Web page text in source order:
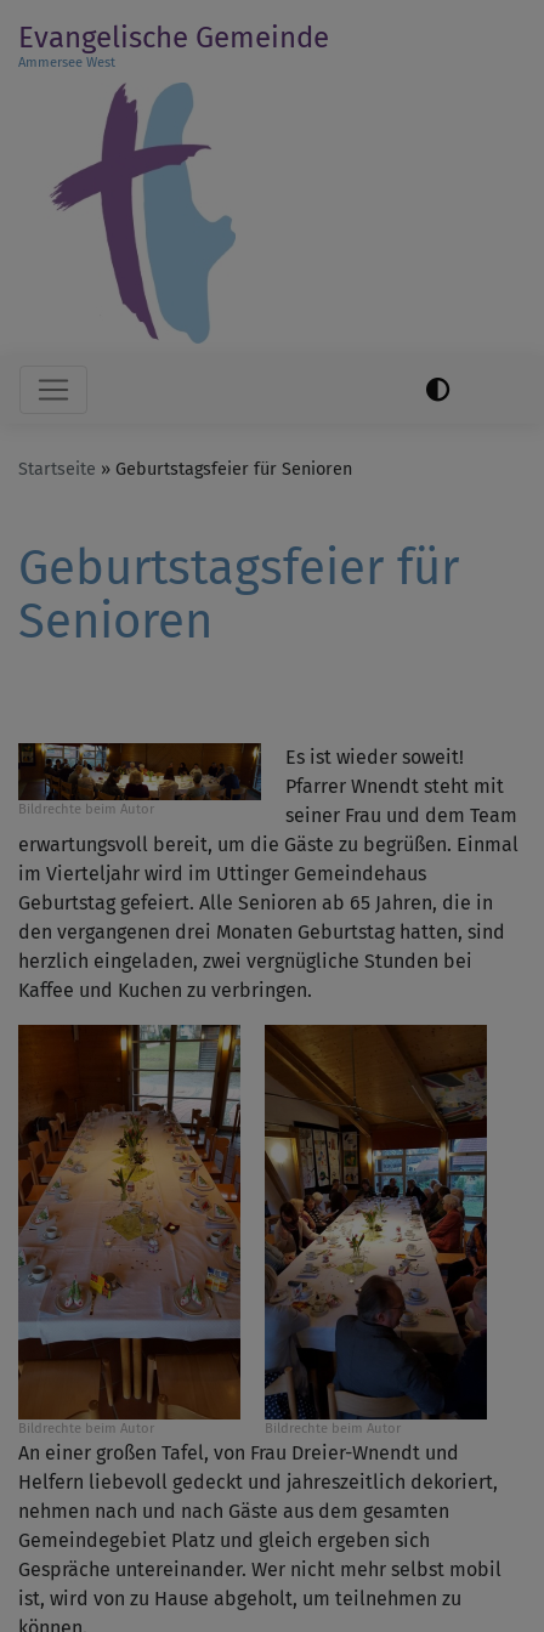
zum
Inhalt
Evangelische Gemeinde
Ammersee West
Hauptnavigation
Startseite Geburtstagsfeier für Senioren
Geburtstagsfeier für
Senioren
Bildrechte beim Autor
Es ist wieder soweit!
Pfarrer Wnendt steht mit
seiner Frau und dem Team
erwartungsvoll bereit, um die Gäste zu begrüßen. Einmal
im Vierteljahr wird im Uttinger Gemeindehaus
Geburtstag gefeiert. Alle Senioren ab 65 Jahren, die in
den vergangenen drei Monaten Geburtstag hatten, sind
herzlich eingeladen, zwei vergnügliche Stunden bei
Kaffee und Kuchen zu verbringen.
Bildrechte beim Autor Bildrechte beim Autor
An einer großen Tafel, von Frau Dreier-Wnendt und
Helfern liebevoll gedeckt und jahreszeitlich dekoriert,
nehmen nach und nach Gäste aus dem gesamten
Gemeindegebiet Platz und gleich ergeben sich
Gespräche untereinander. Wer nicht mehr selbst mobil
ist, wird von zu Hause abgeholt, um teilnehmen zu